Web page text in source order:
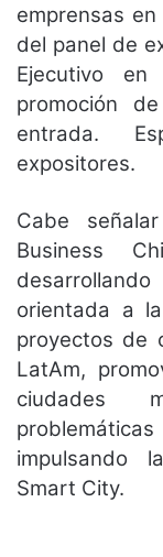
emprensas
del panel de
Ejecutivo en
promoción
entrada.
expositores.
Cabe
Business
orientada a
proyectos de
LatAm,
ciudades
impulsando
Smart City.